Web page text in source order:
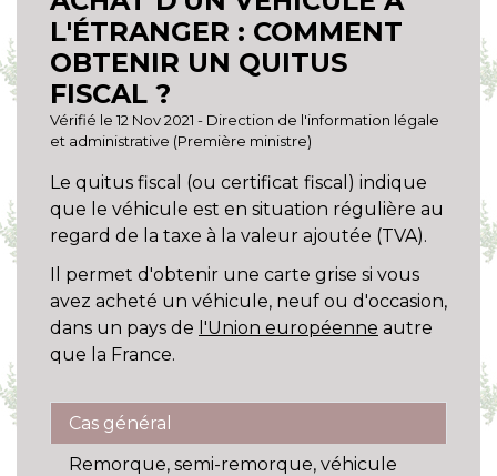
L'ÉTRANGER : COMMENT
OBTENIR UN QUITUS
FISCAL ?
Vérifié le 12 Nov 2021 - Direction de l'information légale
et administrative (Première ministre)
Le quitus fiscal (ou certificat fiscal) indique
que le véhicule est en situation régulière au
regard de la taxe à la valeur ajoutée (TVA).
Il permet d'obtenir une carte grise si vous
avez acheté un véhicule, neuf ou d'occasion,
dans un pays de l'Union européenne autre
que la France.
Cas général
Remorque, semi-remorque, véhicule